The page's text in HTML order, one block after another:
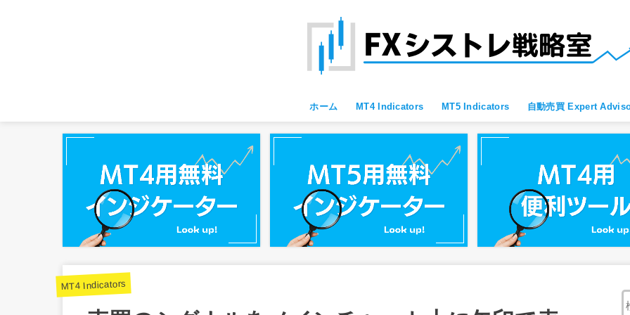
ホーム MT4 Indicators
MT4 すべて
MT4 便利ツール
MT4 Oscillator
MT4 Moving Average
MT4 Fibonacci
MT4 Bollinger Bands
MT4 レジサポ・トレンドライン
MT4 ブレイクアウト向け
MT4 スキャルピング向け
MT4 通貨強弱
MT4 プライスアクション向け
MT5 Indicators 自動売買 Expert
MT4 Indicators